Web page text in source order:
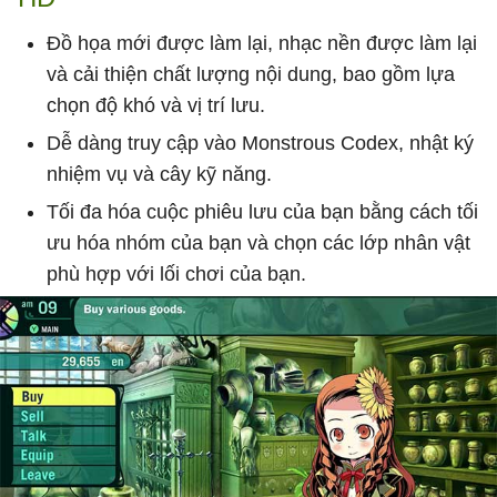
Đồ họa mới được làm lại, nhạc nền được làm lại
và cải thiện chất lượng nội dung, bao gồm lựa
chọn độ khó và vị trí lưu.
Dễ dàng truy cập vào Monstrous Codex, nhật ký
nhiệm vụ và cây kỹ năng.
Tối đa hóa cuộc phiêu lưu của bạn bằng cách tối
ưu hóa nhóm của bạn và chọn các lớp nhân vật
phù hợp với lối chơi của bạn.